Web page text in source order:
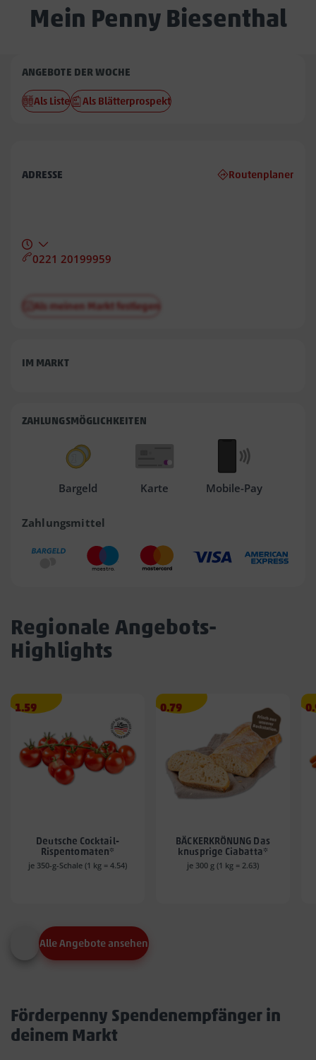
Mein Penny Biesenthal
Penny
Biesenthal
ANGEBOTE DER WOCHE
Als Liste Als Blätterprospekt
ADRESSE Routenplaner
0221 20199959
Als meinen Markt festlegen
IM MARKT
ZAHLUNGSMÖGLICHKEITEN
Bargeld Karte Mobile-Pay
Zahlungsmittel
Regionale Angebots-
Highlights
Angebotspreis
1.59
Deutsche Cocktail-
Rispentomaten*
je 350-g-Schale (1 kg = 4.54)
Angebotspreis
0.79
BÄCKERKRÖNUNG Das
knusprige Ciabatta*
je 300 g (1 kg = 2.63)
Alle Angebote ansehen
Förderpenny Spendenempfänger in
deinem Markt